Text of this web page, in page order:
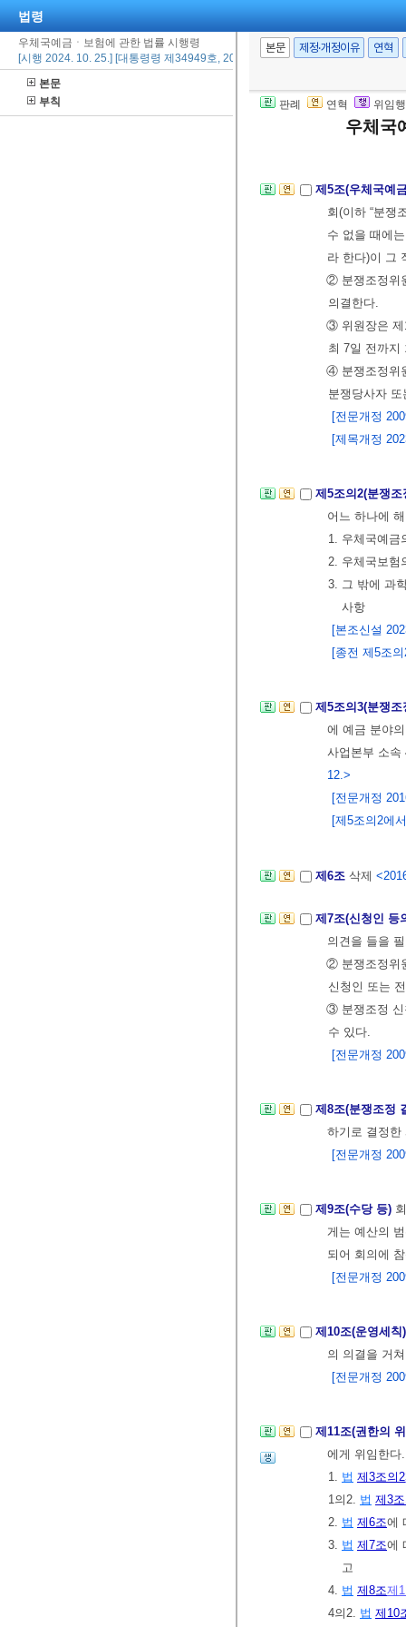
법령
우체국예금ㆍ보험에 관한 법률 시행령
[시행 2024. 10. 25.] [대통령령 제34949호, 2024. 10. 22., 일부개정]
본문
부칙
본문 제정·개정이유 연혁
판례 연혁 위임
우체국
업법」 제102
는 경우 위탁
[본조신설
제5조(우체국예
회(이하 “분쟁
수 없을 때에
라 한다)이 그
② 분쟁조정위
의결한다.
③ 위원장은 제
최 7일 전까지
④ 분쟁조정위
분쟁당사자
[전문개정
[제목개정
제5조의2(분쟁
어느 하나에
1. 우체국예금
2. 우체국보험
3. 그 밖에 과
사항
[본조신설
[종전 제5조
제5조의3(분쟁
에 예금 분야
사업본부 소속
12.>
[전문개정
[제5조의2에
제6조 삭제
제7조(신청인 등
의견을 들을
② 분쟁조정위
신청인 또는
③ 분쟁조정 신
수 있다.
[전문개정
제8조(분쟁조정
하기로 결정
[전문개정
제9조(수당 등)
게는 예산의
되어 회의에
[전문개정
제10조(운영세
의 의결을 거
[전문개정
제11조(권한의
에게 위임한
1. 법 제3조의2
1의2. 법 제3
2. 법 제6조에
3. 법 제7조에
고
4. 법 제8조제
4의2. 법 제10